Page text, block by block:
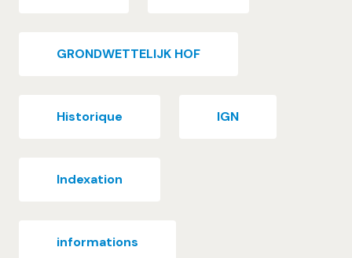
GRONDWETTELIJK HOF
Historique IGN
Indexation
informations